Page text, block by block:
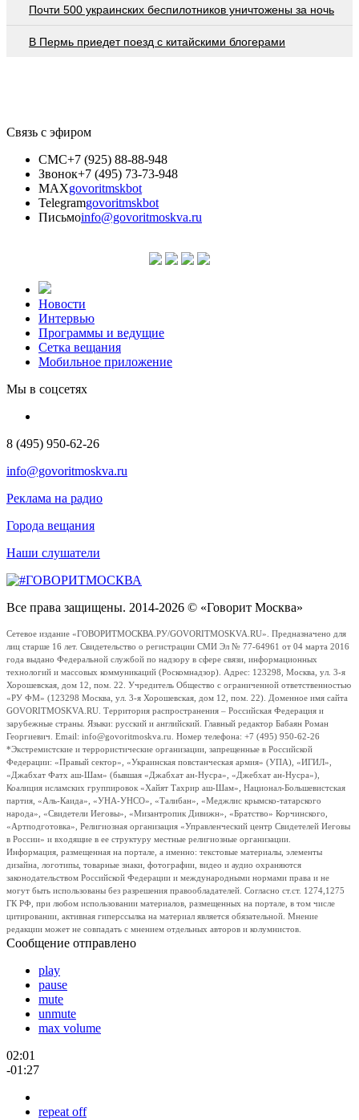
Почти 500 украинских беспилотников уничтожены за ночь
В Пермь приедет поезд с китайскими блогерами
Связь с эфиром
СМС+7 (925) 88-88-948
Звонок+7 (495) 73-73-948
MAXgovoritmskbot
Telegramgovoritmskbot
Письмоinfo@govoritmoskva.ru
Новости
Интервью
Программы и ведущие
Сетка вещания
Мобильное приложение
Мы в соцсетях
8 (495) 950-62-26
info@govoritmoskva.ru
Реклама на радио
Города вещания
Наши слушатели
Все права защищены. 2014-2026 © «Говорит Москва»
Сетевое издание «ГОВОРИТМОСКВА.РУ/GOVORITMOSKVA.RU». Предназначено для
лиц старше 16 лет. Свидетельство о регистрации СМИ Эл № 77-64961 от 04 марта 2016
года выдано Федеральной службой по надзору в сфере связи, информационных
технологий и массовых коммуникаций (Роскомнадзор). Адрес: 123298, Москва, ул. 3-я
Хорошевская, дом 12, пом. 22. Учредитель Общество с ограниченной ответственностью
«РУ ФМ» (123298 Москва, ул. 3-я Хорошевская, дом 12, пом. 22). Доменное имя сайта
GOVORITMOSKVA.RU. Территория распространения – Российская Федерация и
зарубежные страны. Языки: русский и английский. Главный редактор Бабаян Роман
Георгиевич. Email: info@govoritmoskva.ru. Номер телефона: +7 (495) 950-62-26
*Экстремистские и террористические организации, запрещенные в Российской
Федерации: «Правый сектор», «Украинская повстанческая армия» (УПА), «ИГИЛ»,
«Джабхат Фатх аш-Шам» (бывшая «Джабхат ан-Нусра», «Джебхат ан-Нусра»),
Коалиция исламских группировок «Хайят Тахрир аш-Шам», Национал-Большевистская
партия, «Аль-Каида», «УНА-УНСО», «Талибан», «Меджлис крымско-татарского
народа», «Свидетели Иеговы», «Мизантропик Дивижн», «Братство» Корчинского,
«Артподготовка», Религиозная организация «Управленческий центр Свидетелей Иеговы
в России» и входящие в ее структуру местные религиозные организации.
Информация, размещенная на портале, а именно: текстовые материалы, элементы
дизайна, логотипы, товарные знаки, фотографии, видео и аудио охраняются
законодательством Российской Федерации и международными нормами права и не
могут быть использованы без разрешения правообладателей. Согласно ст.ст. 1274,1275
ГК РФ, при любом использовании материалов, размещенных на портале, в том числе
цитировании, активная гиперссылка на материал является обязательной. Мнение
редакции может не совпадать с мнением отдельных авторов и колумнистов.
Сообщение отправлено
play
pause
mute
unmute
max volume
02:01
-01:27
repeat off